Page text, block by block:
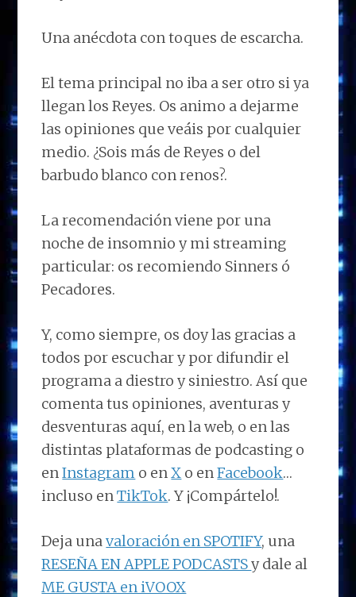
Una anécdota con toques de escarcha.
El tema principal no iba a ser otro si ya
llegan los Reyes. Os animo a dejarme
las opiniones que veáis por cualquier
medio. ¿Sois más de Reyes o del
barbudo blanco con renos?.
La recomendación viene por una
noche de insomnio y mi streaming
particular: os recomiendo Sinners ó
Pecadores.
Y, como siempre, os doy las gracias a
todos por escuchar y por difundir el
programa a diestro y siniestro. Así que
comenta tus opiniones, aventuras y
desventuras aquí, en la web, o en las
distintas plataformas de podcasting o
enInstagram o enX o enFacebook…
incluso enTikTok. Y ¡Compártelo!.
Deja unavaloración en SPOTIFY, una
RESEÑA EN APPLE PODCASTSy dale al
ME GUSTA en iVOOX